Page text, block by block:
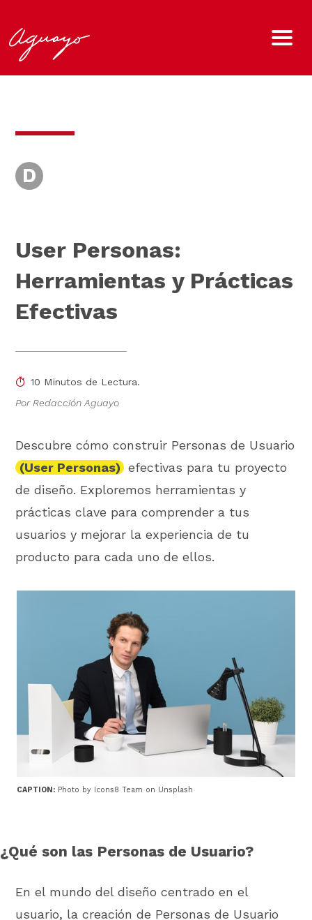
D
User Personas:
Herramientas y Prácticas
Efectivas
10 Minutos de Lectura.
Por Redacción Aguayo
Descubre cómo construir Personas de Usuario
(User Personas) efectivas para tu proyecto
de diseño. Exploremos herramientas y
prácticas clave para comprender a tus
usuarios y mejorar la experiencia de tu
producto para cada uno de ellos.
CAPTION: Photo by Icons8 Team on Unsplash
¿Qué son las Personas de Usuario?
En el mundo del diseño centrado en el
usuario, la creación de Personas de Usuario